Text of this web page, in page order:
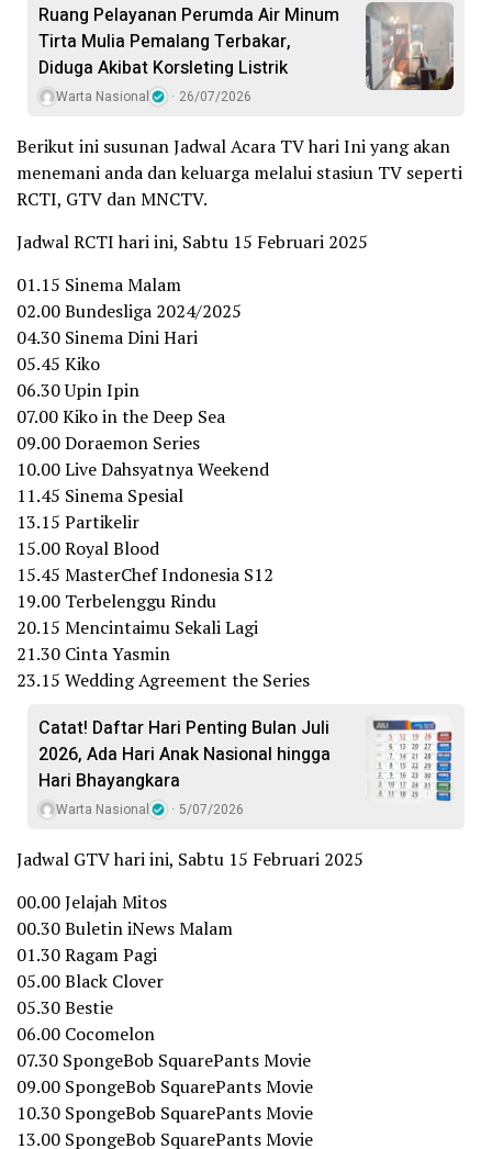
Ruang Pelayanan Perumda Air Minum
Tirta Mulia Pemalang Terbakar,
Diduga Akibat Korsleting Listrik
Warta Nasional 26/07/2026
Berikut ini susunan Jadwal Acara TV hari Ini yang akan
menemani anda dan keluarga melalui stasiun TV seperti
RCTI, GTV dan MNCTV.
Jadwal RCTI hari ini, Sabtu 15 Februari 2025
01.15 Sinema Malam
02.00 Bundesliga 2024/2025
04.30 Sinema Dini Hari
05.45 Kiko
06.30 Upin Ipin
07.00 Kiko in the Deep Sea
09.00 Doraemon Series
10.00 Live Dahsyatnya Weekend
11.45 Sinema Spesial
13.15 Partikelir
15.00 Royal Blood
15.45 MasterChef Indonesia S12
19.00 Terbelenggu Rindu
20.15 Mencintaimu Sekali Lagi
21.30 Cinta Yasmin
23.15 Wedding Agreement the Series
Catat! Daftar Hari Penting Bulan Juli
2026, Ada Hari Anak Nasional hingga
Hari Bhayangkara
Warta Nasional 5/07/2026
Jadwal GTV hari ini, Sabtu 15 Februari 2025
00.00 Jelajah Mitos
00.30 Buletin iNews Malam
01.30 Ragam Pagi
05.00 Black Clover
05.30 Bestie
06.00 Cocomelon
07.30 SpongeBob SquarePants Movie
09.00 SpongeBob SquarePants Movie
10.30 SpongeBob SquarePants Movie
13.00 SpongeBob SquarePants Movie